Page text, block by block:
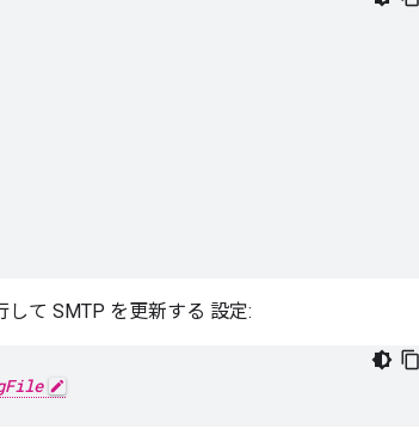
して SMTP を更新する 設定: